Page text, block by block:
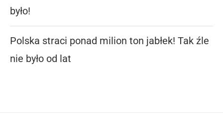
było!
Polska straci ponad milion ton jabłek! Tak źle
nie było od lat